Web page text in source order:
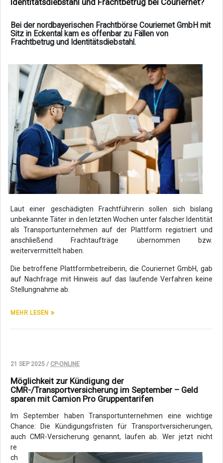
Identitätsdiebstahl und Frachtbetrug bei Couriernet?
Bei der nordbayerischen Frachtbörse Couriernet GmbH mit
Sitz in Eckental kam es offenbar zu Fällen von
Frachtbetrug und Identitätsdiebstahl.
Laut einer geschädigten Frachtführerin sollen sich bislang
unbekannte Täter in den letzten Wochen unter falscher Identität
als Transportunternehmen auf der Plattform registriert und
anschließend Frachtaufträge übernommen bzw.
weitervermittelt haben.
Die betroffene Plattformbetreiberin, die Couriernet GmbH, gab
auf Nachfrage mit Hinweis auf das laufende Verfahren keine
Stellungnahme ab.
MEHR LESEN
21 SEP 2025 / CP-ONLINE
Möglichkeit zur Kündigung der
CMR-/Transportversicherung im September – Geld
sparen mit Camion Pro Gruppentarifen
Im September haben Transportunternehmen eine wichtige
Chance: Die Kündigungsfristen für Transportversicherungen,
auch CMR-Versicherung genannt,
laufen ab. Wer jetzt nicht
re
ch